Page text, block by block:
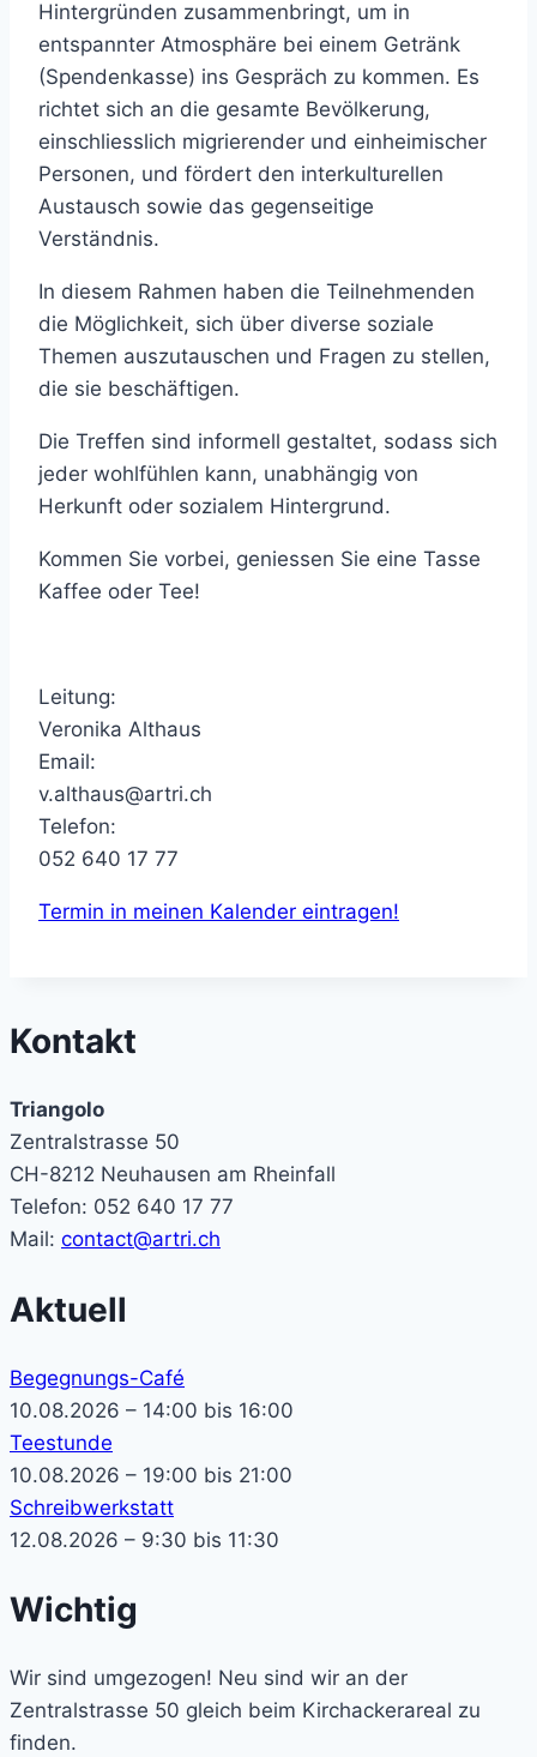
Hintergründen zusammenbringt, um in
entspannter Atmosphäre bei einem Getränk
(Spendenkasse) ins Gespräch zu kommen. Es
richtet sich an die gesamte Bevölkerung,
einschliesslich migrierender und einheimischer
Personen, und fördert den interkulturellen
Austausch sowie das gegenseitige
Verständnis.
In diesem Rahmen haben die Teilnehmenden
die Möglichkeit, sich über diverse soziale
Themen auszutauschen und Fragen zu stellen,
die sie beschäftigen.
Die Treffen sind informell gestaltet, sodass sich
jeder wohlfühlen kann, unabhängig von
Herkunft oder sozialem Hintergrund.
Kommen Sie vorbei, geniessen Sie eine Tasse
Kaffee oder Tee!
Leitung:
Veronika Althaus
Email:
v.althaus@artri.ch
Telefon:
052 640 17 77
Termin in meinen Kalender eintragen!
Kontakt
Triangolo
Zentralstrasse 50
CH-8212 Neuhausen am Rheinfall
Telefon: 052 640 17 77
Mail: contact@artri.ch
Aktuell
Begegnungs-Café
10.08.2026 – 14:00 bis 16:00
Teestunde
10.08.2026 – 19:00 bis 21:00
Schreibwerkstatt
12.08.2026 – 9:30 bis 11:30
Wichtig
Wir sind umgezogen! Neu sind wir an der
Zentralstrasse 50 gleich beim Kirchackerareal zu
finden.